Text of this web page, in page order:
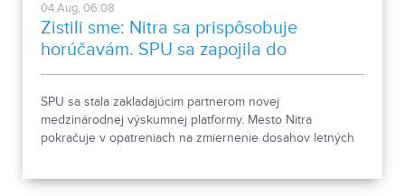
04.Aug, 06:08
Zistili sme: Nitra sa prispôsobuje
horúčavám. SPU sa zapojila do
medzinárodnej platformy
SPU sa stala zakladajúcim partnerom novej
medzinárodnej výskumnej platformy. Mesto Nitra
pokračuje v opatreniach na zmiernenie dosahov letných